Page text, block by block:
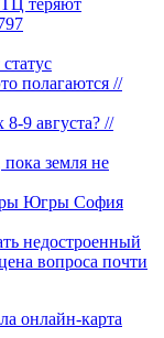
полагаются //
9 августа? //
земля не
Югры София
недостроенный
вопроса почти
онлайн-карта